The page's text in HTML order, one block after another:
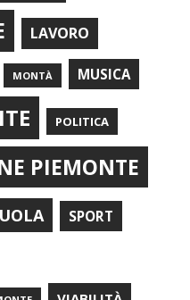
LAVORO
MONTÀ MUSICA
POLITICA
PIEMONTE
SPORT